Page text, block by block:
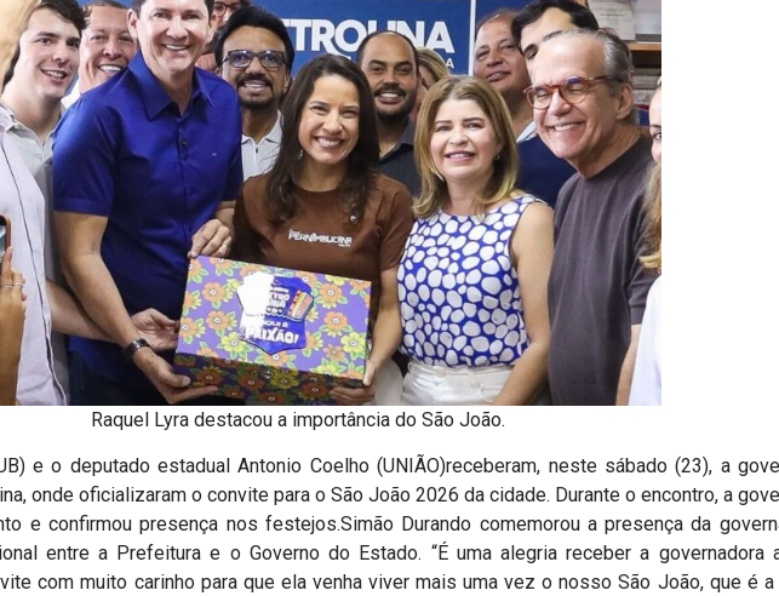
Raquel Lyra destacou a importância do São João.
e o deputado estadual Antonio Coelho (UNIÃO)receberam, neste sábado (23), a
onde oficializaram o convite para o São João 2026 da cidade. Durante o encontro, a
e confirmou presença nos festejos.Simão Durando comemorou a presença da
entre a Prefeitura e o Governo do Estado. “É uma alegria receber a governadora
com muito carinho para que ela venha viver mais uma vez o nosso São João, que é a